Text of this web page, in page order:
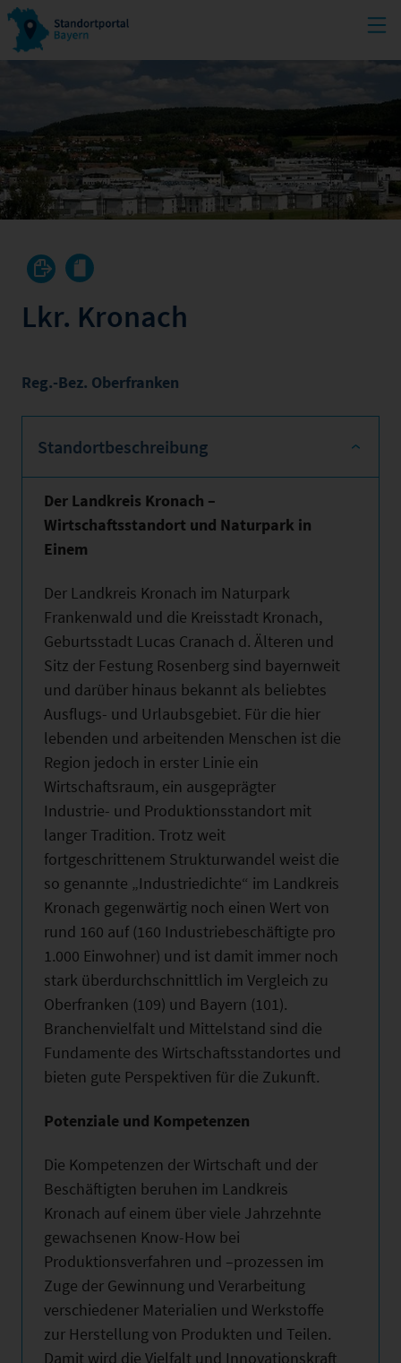
Lkr. Kronach
Reg.-Bez. Oberfranken
Standortbeschreibung
Der Landkreis Kronach –
Wirtschaftsstandort und Naturpark in
Einem
Der Landkreis Kronach im Naturpark
Frankenwald und die Kreisstadt Kronach,
Geburtsstadt Lucas Cranach d. Älteren und
Sitz der Festung Rosenberg sind bayernweit
und darüber hinaus bekannt als beliebtes
Ausflugs- und Urlaubsgebiet. Für die hier
lebenden und arbeitenden Menschen ist die
Region jedoch in erster Linie ein
Wirtschaftsraum, ein ausgeprägter
Industrie- und Produktionsstandort mit
langer Tradition. Trotz weit
fortgeschrittenem Strukturwandel weist die
so genannte „Industriedichte“ im Landkreis
Kronach gegenwärtig noch einen Wert von
rund 160 auf (160 Industriebeschäftigte pro
1.000 Einwohner) und ist damit immer noch
stark überdurchschnittlich im Vergleich zu
Oberfranken (109) und Bayern (101).
Branchenvielfalt und Mittelstand sind die
Fundamente des Wirtschaftsstandortes und
bieten gute Perspektiven für die Zukunft.
Potenziale und Kompetenzen
Die Kompetenzen der Wirtschaft und der
Beschäftigten beruhen im Landkreis
Kronach auf einem über viele Jahrzehnte
gewachsenen Know-How bei
Produktionsverfahren und –prozessen im
Zuge der Gewinnung und Verarbeitung
verschiedener Materialien und Werkstoffe
zur Herstellung von Produkten und Teilen.
Damit wird die Vielfalt und Innovationskraft